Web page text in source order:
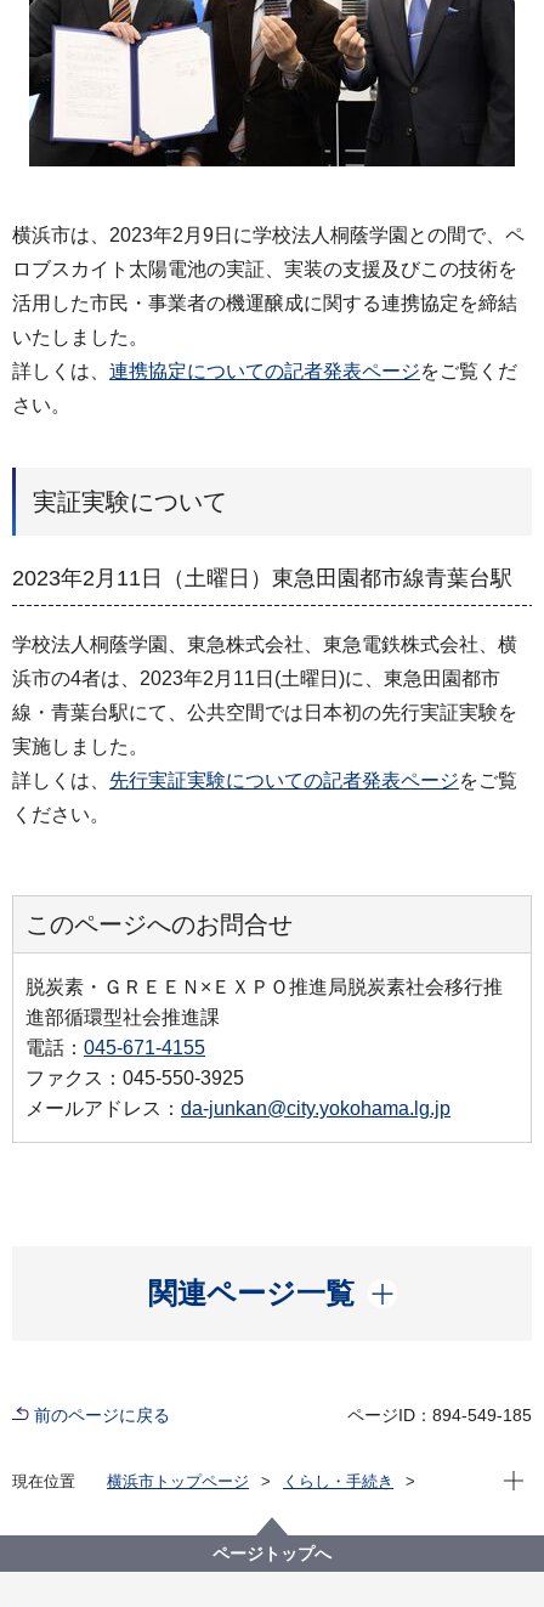
横浜市は、2023年2月9日に学校法人桐蔭学園との間で、ペ
ロブスカイト太陽電池の実証、実装の支援及びこの技術を
活用した市民・事業者の機運醸成に関する連携協定を締結
いたしました。
詳しくは、 連携協定についての記者発表ページをご覧くだ
さい。
実証実験について
2023年2月11日（土曜日）東急田園都市線青葉台駅
学校法人桐蔭学園、東急株式会社、東急電鉄株式会社、横
浜市の4者は、2023年2月11日(土曜日)に、東急田園都市
線・青葉台駅にて、公共空間では日本初の先行実証実験を
実施しました。
詳しくは、 先行実証実験についての記者発表ページをご覧
ください。
このページへのお問合せ
脱炭素・ＧＲＥＥＮ×ＥＸＰＯ推進局脱炭素社会移行推
進部循環型社会推進課
電話： 045-671-4155
ファクス：045-550-3925
メールアドレス： da-junkan@city.yokohama.lg.jp
関連ページ一覧
開く
前のページに戻る ページID：894-549-185
現在位置 横浜市トップページ
くらし・手続き
現在
ページトップへ